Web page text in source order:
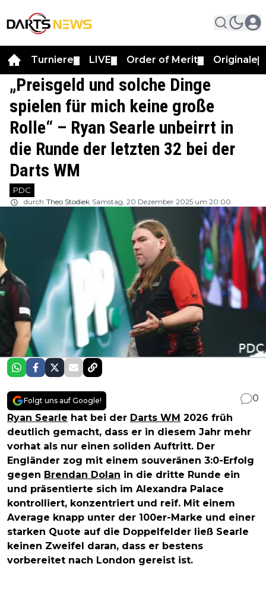
Turniere LIVE Order of Merit Originale
„Preisgeld und solche Dinge
spielen für mich keine große
Rolle“ – Ryan Searle unbeirrt in
die Runde der letzten 32 bei der
Darts WM
PDC
durch Theo Stodiek Samstag, 20 Dezember 2025 um 20:00
Folgt uns auf Google!
0
Ryan Searle hat bei der Darts WM 2026 früh
deutlich gemacht, dass er in diesem Jahr mehr
vorhat als nur einen soliden Auftritt. Der
Engländer zog mit einem souveränen 3:0-Erfolg
gegen Brendan Dolan in die dritte Runde ein
und präsentierte sich im Alexandra Palace
kontrolliert, konzentriert und reif. Mit einem
Average knapp unter der 100er-Marke und einer
starken Quote auf die Doppelfelder ließ Searle
keinen Zweifel daran, dass er bestens
vorbereitet nach London gereist ist.